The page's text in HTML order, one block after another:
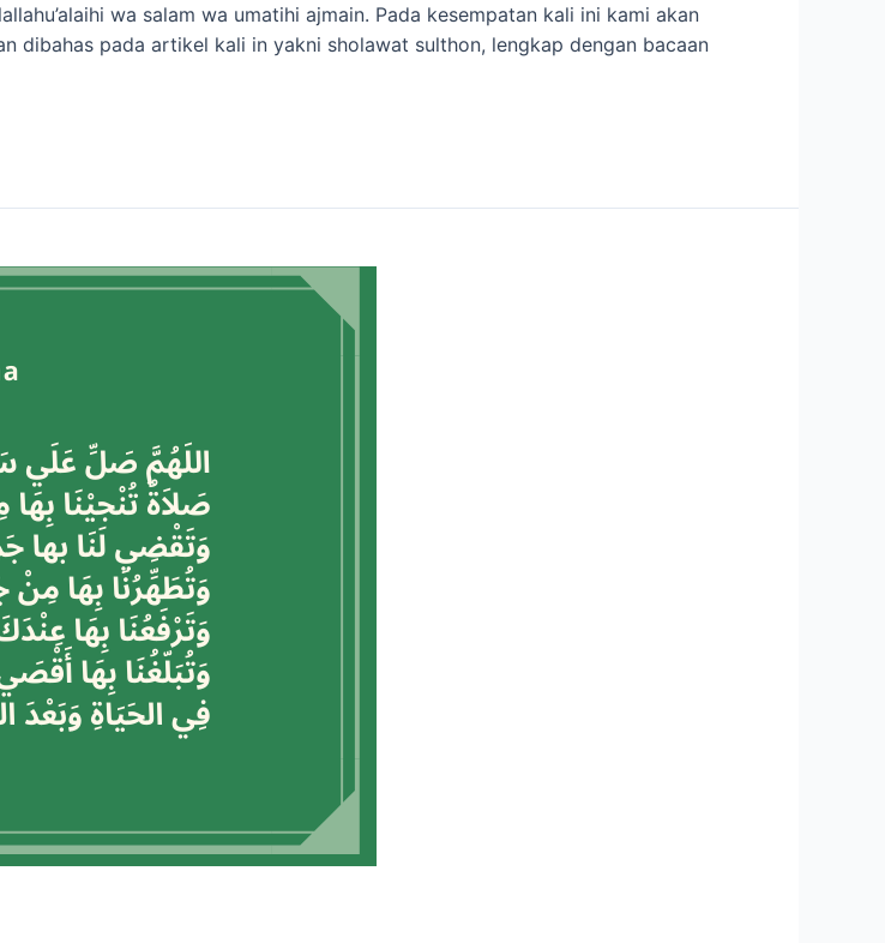
wa salam wa umatihi ajmain. Pada kesempatan kali ini kami akan
dibahas pada artikel kali in yakni sholawat sulthon, lengkap dengan bacaan